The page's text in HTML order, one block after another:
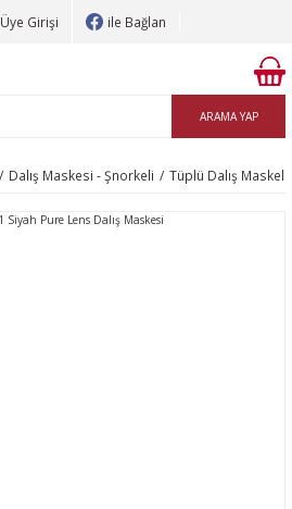
Üye Girişi ile Bağlan
ARAMA YAP
Dalış Maskesi - Şnorkeli Tüplü Dalış